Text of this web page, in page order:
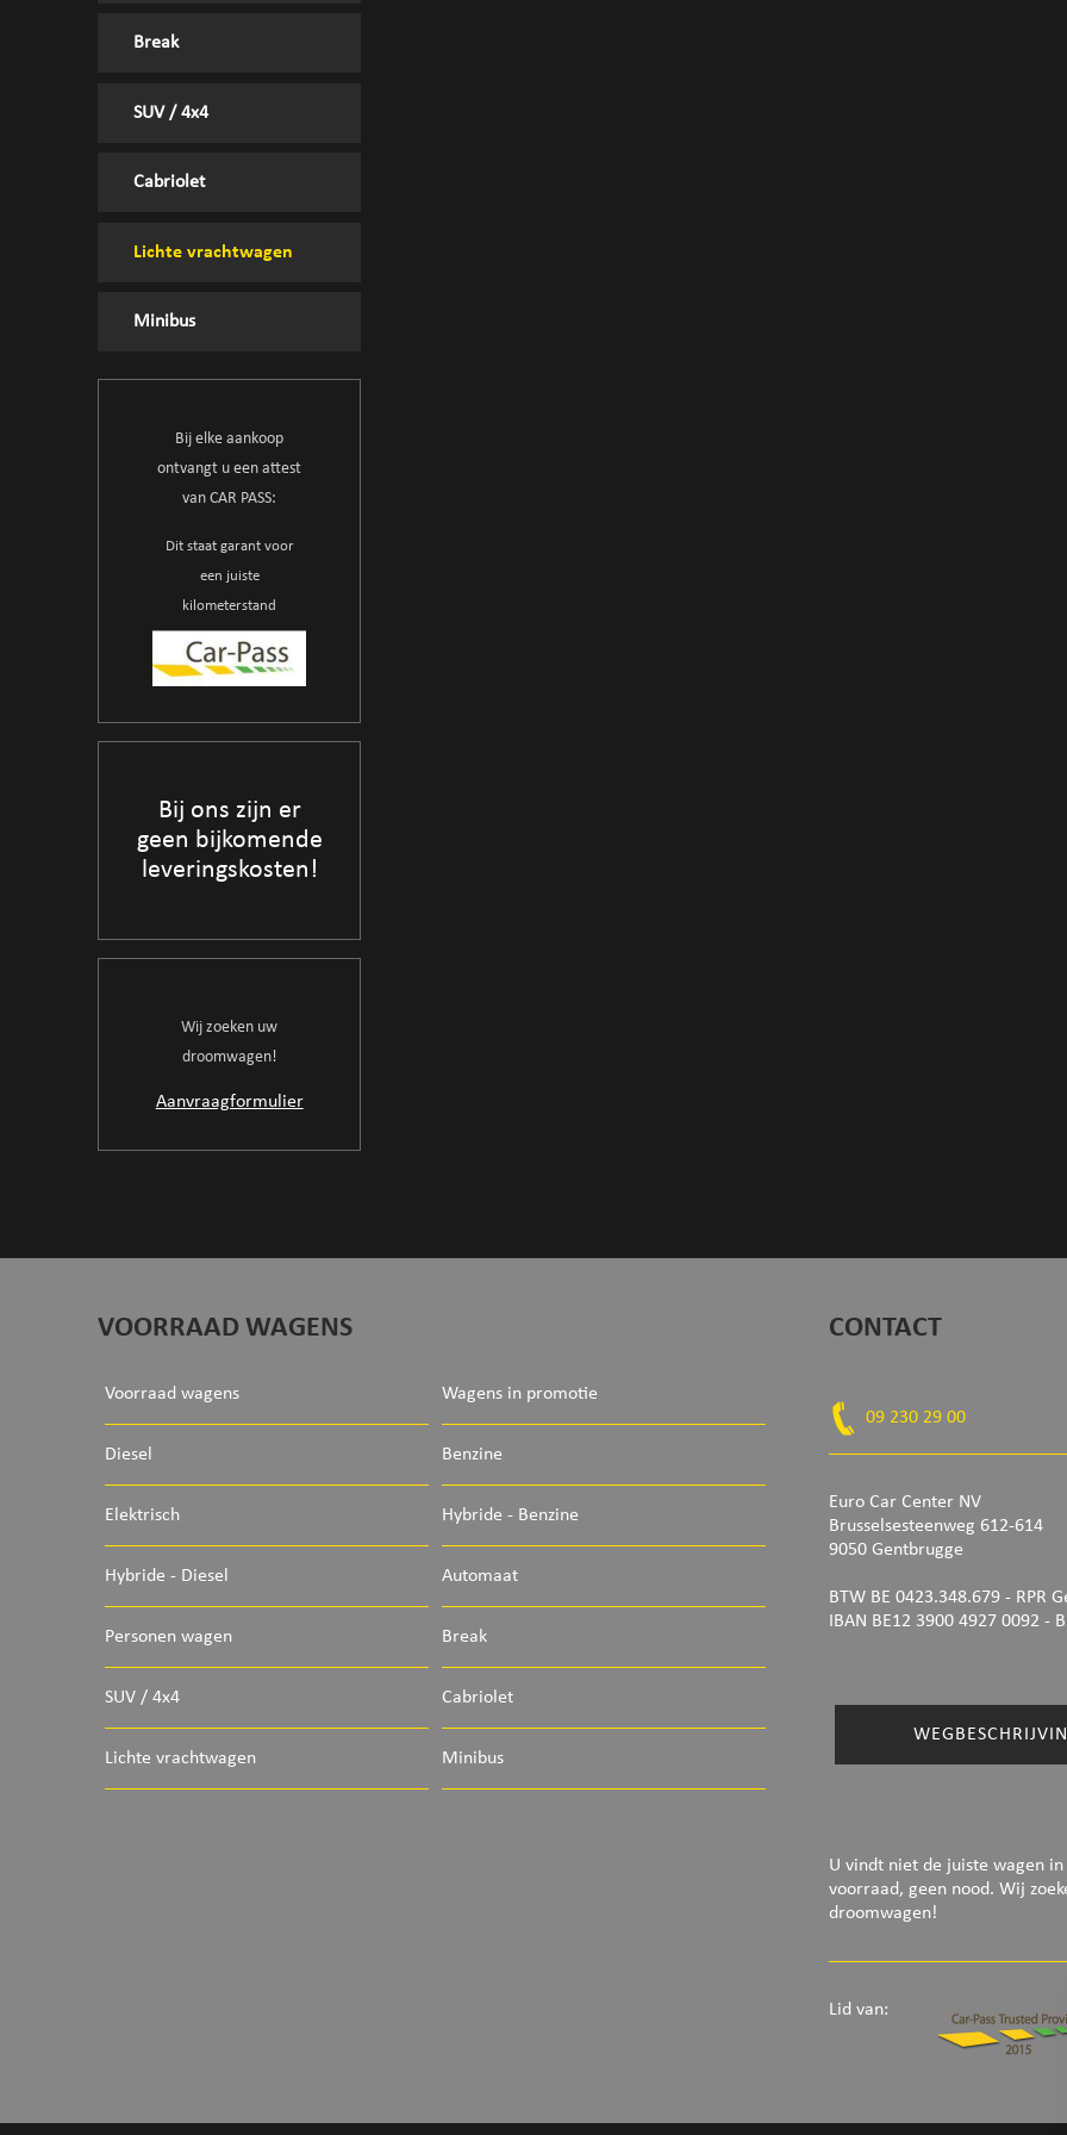
Break
SUV / 4x4
Cabriolet
Lichte vrachtwagen
Minibus
Bij elke aankoop
ontvangt u een attest
van CAR PASS:
Dit staat garant voor
een juiste
kilometerstand
Bij ons zijn er
geen bijkomende
leveringskosten!
Wij zoeken uw
droomwagen!
Aanvraagformulier
VOORRAAD WAGENS
Voorraad wagens Wagens in promotie
Diesel Benzine
Elektrisch Hybride - Benzine
Hybride - Diesel Automaat
Personen wagen Break
SUV / 4x4 Cabriolet
Lichte vrachtwagen Minibus
CONTACT
09 230 29 00
Euro Car Center NV
Brusselsesteenweg 612-614
9050 Gentbrugge
BTW BE 0423.348.679 - RPR
IBAN BE12 3900 4927 0092 -
U vindt niet de juiste wagen in
voorraad, geen nood. Wij
droomwagen!
Lid van: